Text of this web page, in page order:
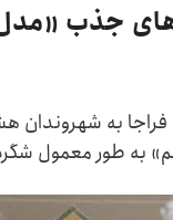
جذب
به شهروندان
به طور معمول